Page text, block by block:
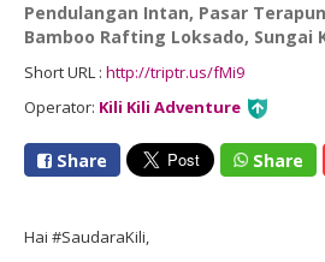
Pendulangan Intan, Pasar
Bamboo Rafting Loksado, Sungai
Short URL : http://triptr.us/fMi9
Operator: Kili Kili Adventure
Share Share
Hai #SaudaraKili,